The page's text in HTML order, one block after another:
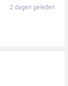
2 dagen geleden